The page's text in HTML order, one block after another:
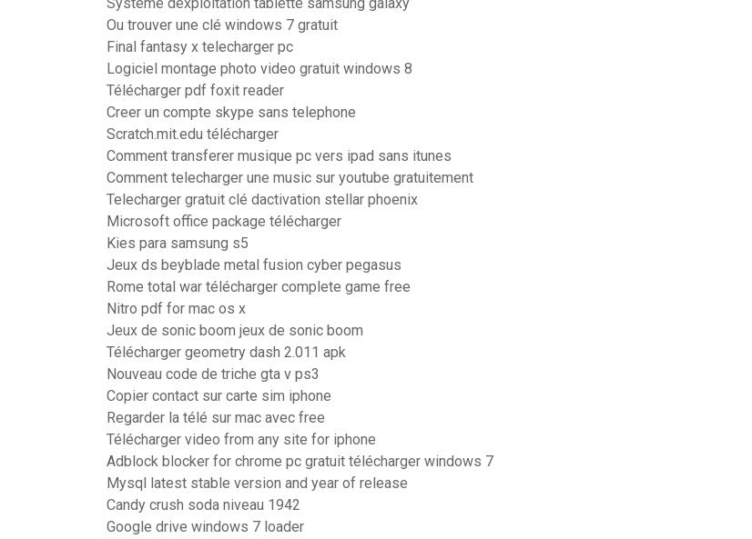
Ou trouver une clé windows 7 gratuit
Final fantasy x telecharger pc
Logiciel montage photo video gratuit windows 8
Télécharger pdf foxit reader
Creer un compte skype sans telephone
Scratch.mit.edu télécharger
Comment transferer musique pc vers ipad sans itunes
Comment telecharger une music sur youtube gratuitement
Telecharger gratuit clé dactivation stellar phoenix
Microsoft office package télécharger
Kies para samsung s5
Jeux ds beyblade metal fusion cyber pegasus
Rome total war télécharger complete game free
Nitro pdf for mac os x
Jeux de sonic boom jeux de sonic boom
Télécharger geometry dash 2.011 apk
Nouveau code de triche gta v ps3
Copier contact sur carte sim iphone
Regarder la télé sur mac avec free
Télécharger video from any site for iphone
Adblock blocker for chrome pc gratuit télécharger windows 7
Mysql latest stable version and year of release
Candy crush soda niveau 1942
Google drive windows 7 loader